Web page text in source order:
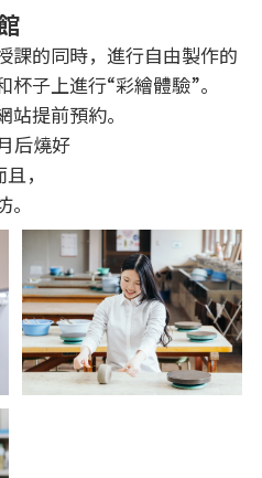
課的同時，進行自由製作的
子上進行“彩繪體驗”。
提前預約。
后燒好
，